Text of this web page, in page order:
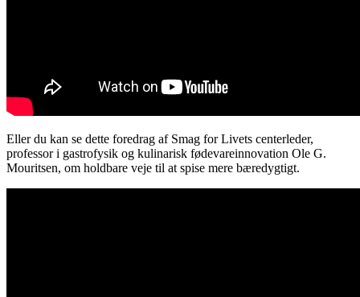
Eller du kan se dette foredrag af Smag for Livets centerleder,
professor i gastrofysik og kulinarisk fødevareinnovation Ole G.
Mouritsen, om holdbare veje til at spise mere bæredygtigt.